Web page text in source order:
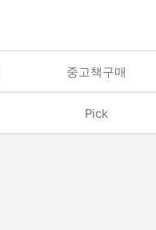
중고책구매
Pick